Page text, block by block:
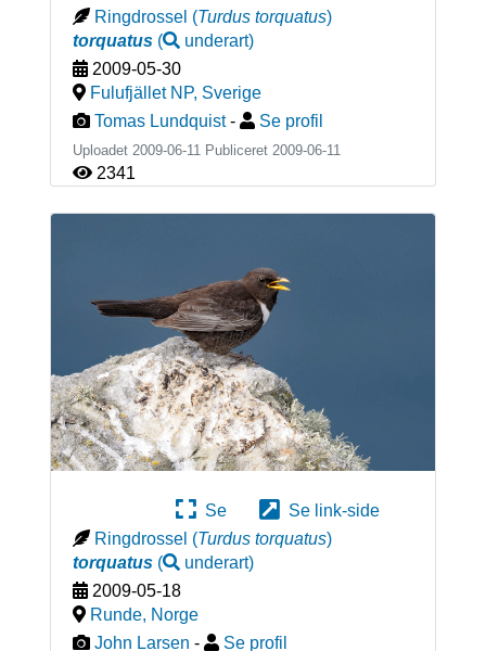
Ringdrossel (Turdus torquatus)
torquatus( underart)
2009-05-30
Fulufjället NP, Sverige
Tomas Lundquist - Se profil
Uploadet 2009-06-11 Publiceret 2009-06-11
2341
Se
Se link-side
Ringdrossel (Turdus torquatus)
torquatus( underart)
2009-05-18
Runde, Norge
John Larsen - Se profil